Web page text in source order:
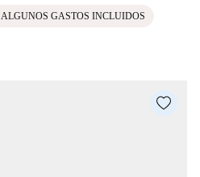
ALGUNOS GASTOS INCLUIDOS